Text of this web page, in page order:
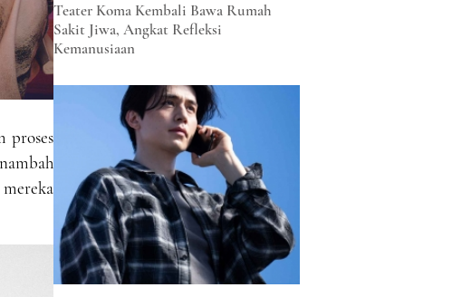
proses
Teater Koma Kembali Bawa Rumah
Sakit Jiwa, Angkat Refleksi
Kemanusiaan